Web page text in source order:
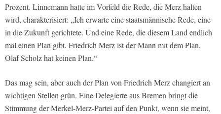
Prozent. Linnemann hatte im Vorfeld die Rede, die Merz halten
wird, charakterisiert: „Ich erwarte eine staatsmännische Rede, eine
in die Zukunft gerichtete. Und eine Rede, die diesem Land endlich
mal einen Plan gibt. Friedrich Merz ist der Mann mit dem Plan.
Olaf Scholz hat keinen Plan.“
Das mag sein, aber auch der Plan von Friedrich Merz changiert an
wichtigen Stellen grün. Eine Delegierte aus Bremen bringt die
Stimmung der Merkel-Merz-Partei auf den Punkt, wenn sie meint,